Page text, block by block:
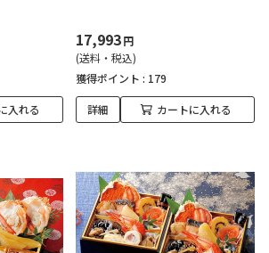
入れる
17,993円
(送料・税込)
獲得ポイント : 179
詳細 カートに入れる